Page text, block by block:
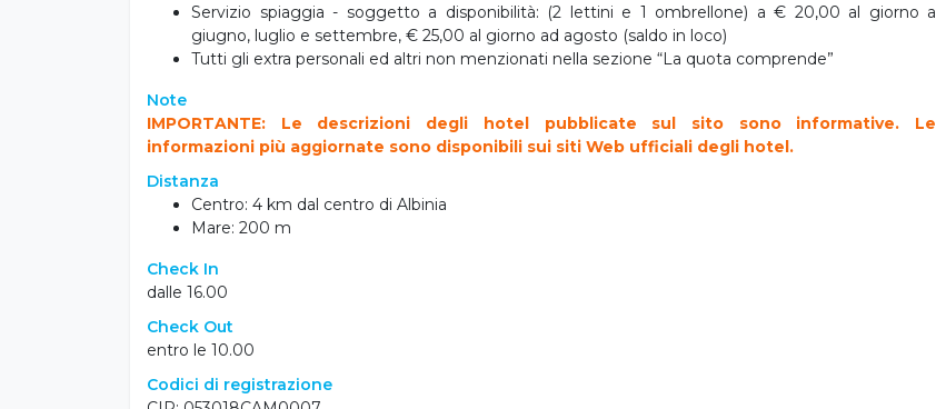
Servizio spiaggia - soggetto a disponibilità: (2 lettini e 1 ombrellone) a € 20,00 al giorno a
giugno, luglio e settembre, € 25,00 al giorno ad agosto (saldo in loco)
Tutti gli extra personali ed altri non menzionati nella sezione “La quota comprende”
Note
IMPORTANTE: Le descrizioni degli hotel pubblicate sul sito sono informative. Le
informazioni più aggiornate sono disponibili sui siti Web ufficiali degli hotel.
Distanza
Centro: 4 km dal centro di Albinia
Mare: 200 m
Check In
dalle 16.00
Check Out
entro le 10.00
Codici di registrazione